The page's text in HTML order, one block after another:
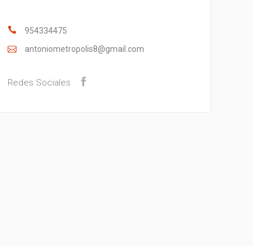
954334475
antoniometropolis8@gmail.com
Redes Sociales